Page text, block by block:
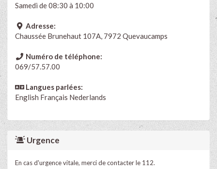
Samedi de 08:30 à 10:00
Adresse:
Chaussée Brunehaut 107A, 7972 Quevaucamps
Numéro de téléphone:
069/57.57.00
Langues parlées:
English Français Nederlands
Urgence
En cas d'urgence vitale, merci de contacter le 112.